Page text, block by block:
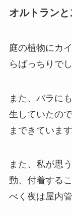
オルトラン
庭の植物にカ
らばっちりでし
また、バラに
生していたの
まできています
また、私が思
動、付着する
べく夜は屋内